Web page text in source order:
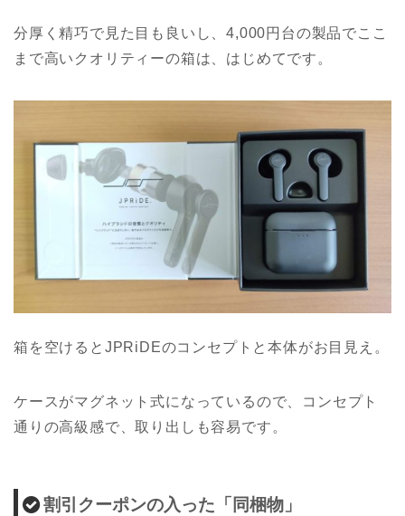
分厚く精巧で見た目も良いし、4,000円台の製品でここ
まで高いクオリティーの箱は、はじめてです。
箱を空けるとJPRiDEのコンセプトと本体がお目見え。
ケースがマグネット式になっているので、コンセプト
通りの高級感で、取り出しも容易です。
割引クーポンの入った「同梱物」